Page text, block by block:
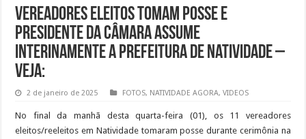
Vereadores eleitos tomam posse e
presidente da Câmara assume
interinamente a Prefeitura de Natividade –
VEJA:
2 de janeiro de 2025 FOTOS, NATIVIDADE AGORA,VIDEOS
No final da manhã desta quarta-feira (01), os 11 vereadores
eleitos/reeleitos em Natividade tomaram posse durante cerimônia na